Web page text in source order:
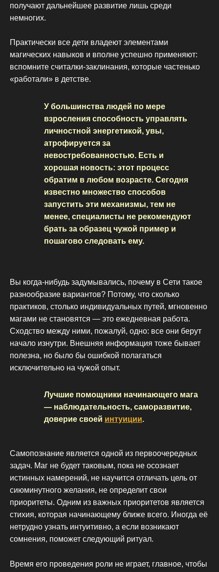
получают дальнейшее развитие лишь среди
немногих.
Практически все дети владеют элементами
магических навыков и вполне успешно применяют:
вспомните считалки-заклинания, которые частенько
«работали» в детстве.
У большинства людей по мере
взросления способность управлять
личностной энергетикой, увы,
атрофируется за
невостребованностью. Есть и
хорошая новость: этот процесс
обратим в любом возрасте. Сегодня
известно множество способов
запустить эти механизмы, тем не
менее, специалисты не рекомендуют
брать за образец чужой пример и
пошагово следовать ему.
Вы когда-нибудь задумывались, почему в Сети такое
разнообразие вариантов? Потому, что сколько
практиков, столько индивидуальных путей, мгновенно
магами не становятся — это ежедневная работа.
Сходство между ними, пожалуй, одно: все они берут
начало изнутри. Внешняя информация тоже бывает
полезна, но было бы ошибкой полагаться
исключительно на чужой опыт.
Лучшие помощники начинающего мага
— наблюдательность, саморазвитие,
доверие своей интуиции.
Самопознание является одной из первоочередных
задач. Маг не будет таковым, пока не осознает
истинных намерений, не научится отличать цель от
сиюминутного желания, не определит свои
приоритеты. Одним из важных приоритетов является
стихия, которая начинающему ближе всего. Иногда её
нетрудно узнать интуитивно, а если возникают
сомнения, поможет следующий ритуал.
Время его проведения роли не играет, главное, чтобы